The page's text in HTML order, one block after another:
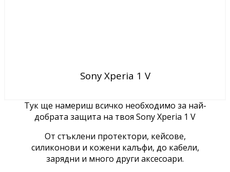
Sony Xperia 1 V
Тук ще намериш всичко необходимо за най-
добрата защита на твоя Sony Xperia 1 V
От стъклени протектори, кейсове,
силиконови и кожени калъфи, до кабели,
зарядни и много други аксесоари.